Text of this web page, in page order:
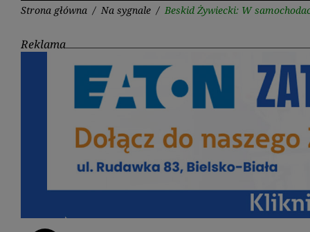
Strona główna / Na sygnale / Beskid Żywiecki: W
Reklama